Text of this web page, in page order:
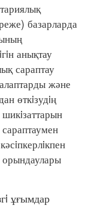
базарларда
анықтау
сараптау
және
өткiзудiң
ұғымдар